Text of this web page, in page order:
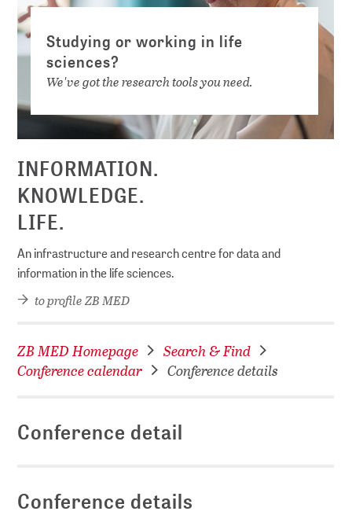
Studying or working in life
sciences?
We've got the research tools you need.
INFORMATION.
KNOWLEDGE.
LIFE.
An infrastructure and research centre for data and
information in the life sciences.
to profile ZB MED
ZB MED Homepage
Search & Find
Conference calendar
Conference details
Conference detail
Conference details